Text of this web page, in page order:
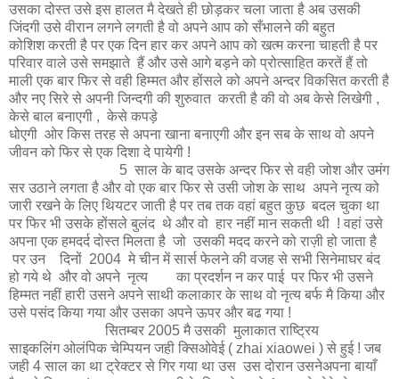
उसका दोस्त उसे इस हालत मै देखते ही छोड़कर चला जाता है अब उसकी
जिंदगी उसे वीरान लगने लगती है वो अपने आप को सँभालने की बहुत
कोशिश करती है पर एक दिन हार कर अपने आप को खत्म करना चाहती है पर
परिवार वाले उसे समझाते हैं और उसे आगे बड़ने को प्रोत्साहित करतें हैं तो
माली एक बार फिर से वही हिम्मत और होंसले को अपने अन्दर विकसित करती है
और नए सिरे से अपनी जिन्दगी की शुरुवात करती है की वो अब केसे लिखेगी ,
केसे बाल बनाएगी , केसे कपड़े
धोएगी ओर किस तरह से अपना खाना बनाएगी और इन सब के साथ वो अपने
जीवन को फिर से एक दिशा दे पायेगी !
5 साल के बाद उसके अन्दर फिर से वही जोश और उमंग
सर उठाने लगता है और वो एक बार फिर से उसी जोश के साथ अपने नृत्य को
जारी रखने के लिए थियटर जाती है पर तब तक वहां बहुत कुछ बदल चुका था
पर फिर भी उसके होंसले बुलंद थे और वो हार नहीं मान सकती थी ! वहां उसे
अपना एक हमदर्द दोस्त मिलता है जो उसकी मदद करने को राज़ी हो जाता है
पर उन दिनों 2004 मे चीन में सार्स फेलने की वजह से सभी सिनेमाघर बंद
हो गये थे और वो अपने नृत्य का प्रदर्शन न कर पाई पर फिर भी उसने
हिम्मत नहीं हारी उसने अपने साथी कलाकार के साथ वो नृत्य बर्फ मै किया और
उसे पसंद किया गया और उसका अपने ऊपर और बढ गया !
सितम्बर 2005 मै उसकी मुलाकात राष्ट्रिय
साइकलिंग ओलंपिक चेम्पियन जही क्सिओवेई ( zhai xiaowei ) से हुई ! जब
जही 4 साल का था ट्रेक्टर से गिर गया था उस उस दोरान उसनेअपना बायाँ